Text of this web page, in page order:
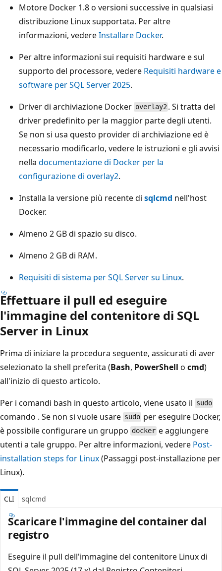
Motore Docker 1.8 o versioni successive in qualsiasi
distribuzione Linux supportata. Per altre
informazioni, vedereInstallare Docker.
Per altre informazioni sui requisiti hardware e sul
supporto del processore, vedere Requisiti hardware e
software per SQL Server 2025.
Driver di archiviazione Docker overlay2 . Si tratta del
driver predefinito per la maggior parte degli utenti.
Se non si usa questo provider di archiviazione ed è
necessario modificarlo, vedere le istruzioni e gli avvisi
nella documentazione di Docker per la
configurazione di overlay2.
Installa la versione più recente di sqlcmd nell'host
Docker.
Almeno 2 GB di spazio su disco.
Almeno 2 GB di RAM.
Requisiti di sistema per SQL Server su Linux.
Effettuare il pull ed eseguire
l'immagine del contenitore di SQL
Server in Linux
Prima di iniziare la procedura seguente, assicurati di aver
selezionato la shell preferita (Bash, PowerShell o cmd)
all'inizio di questo articolo.
Per i comandi bash in questo articolo, viene usato il sudo
comando . Se non si vuole usare sudo per eseguire Docker,
è possibile configurare un gruppo docker e aggiungere
utenti a tale gruppo. Per altre informazioni, vedere Post-
installation steps for Linux(Passaggi post-installazione per
Linux).
CLI sqlcmd
Scaricare l'immagine del container dal
registro
Eseguire il pull dell'immagine del contenitore Linux di